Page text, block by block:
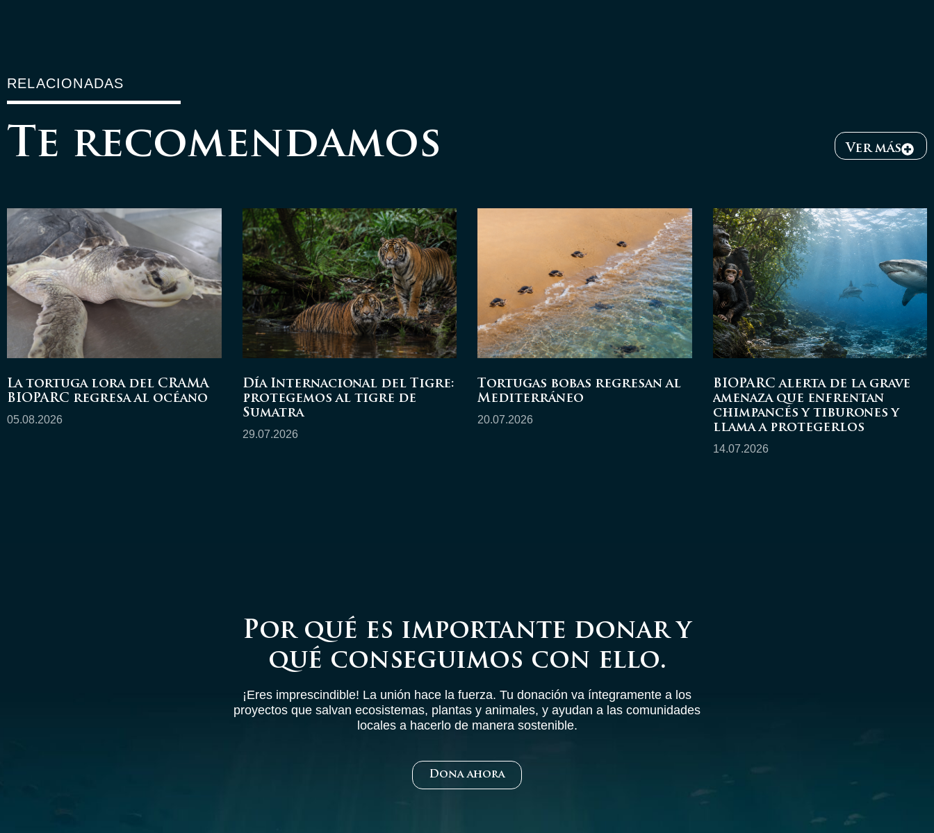
RELACIONADAS
Te recomendamos Ver más
La tortuga lora del CRAMA
BIOPARC regresa al océano
05.08.2026
Día Internacional del Tigre:
protegemos al tigre de
Sumatra
29.07.2026
Tortugas bobas regresan al
Mediterráneo
20.07.2026
BIOPARC alerta de la grave
amenaza que enfrentan
chimpancés y tiburones y
llama a protegerlos
14.07.2026
Por qué es importante donar y
qué conseguimos con ello.
¡Eres imprescindible! La unión hace la fuerza. Tu donación va íntegramente a los
proyectos que salvan ecosistemas, plantas y animales, y ayudan a las comunidades
locales a hacerlo de manera sostenible.
Dona ahora